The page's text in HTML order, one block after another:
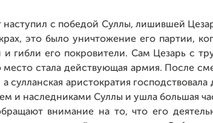
наступил с победой Суллы, лишившей
это было уничтожение его партии,
и гибли его покровители. Сам Цезарь с
место стала действующая армия. После
а сулланская аристократия
и наследниками Суллы и ушла большая
внимание на то, что его